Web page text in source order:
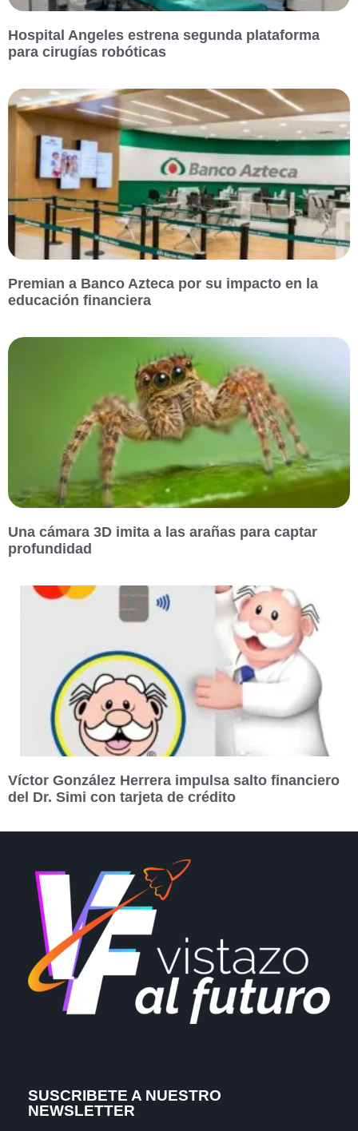
Hospital Angeles estrena segunda plataforma
para cirugías robóticas
Premian a Banco Azteca por su impacto en la
educación financiera
Una cámara 3D imita a las arañas para captar
profundidad
Víctor González Herrera impulsa salto financiero
del Dr. Simi con tarjeta de crédito
SUSCRIBETE A NUESTRO
NEWSLETTER